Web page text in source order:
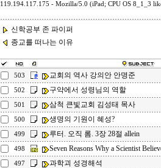
119.194.117.175 - Mozilla/5.0 (iPad; CPU OS 8_1_3
신학공부 존 파이퍼
종교를 떠나는 이유
503 교회의 역사 강의안 안명준
502 구약에서 성령님의 역할
501 삼척 큰빛교회 김성태 목사
500 생명의 기원이 혜성?
499 루터. 오직 롬. 3장 28절 allein
498 Seven Reasons Why a Scientist
497 과학괴 성경해석